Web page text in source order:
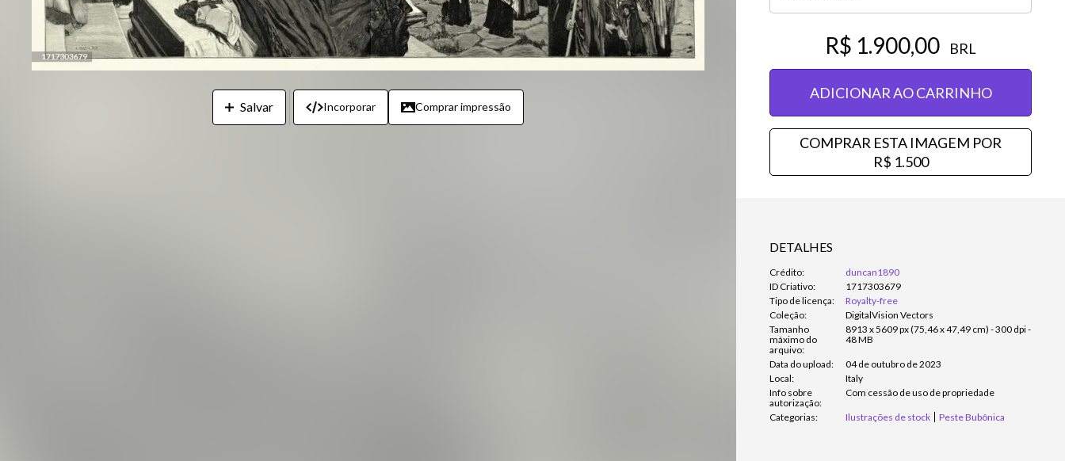
Salvar Incorporar Comprar impressão
R$ 1.900,00 BRL
ADICIONAR AO CARRINHO
COMPRAR ESTA IMAGEM POR
R$ 1.500
DETALHES
Crédito:
duncan1890
ID Criativo:
1717303679
Tipo de licença:
Royalty-free
Coleção:
DigitalVision Vectors
Tamanho
máximo do
arquivo:
8913 x 5609 px (75,46 x 47,49 cm) - 300 dpi -
48 MB
Data do upload:
04 de outubro de 2023
Local:
Italy
Info sobre
autorização:
Com cessão de uso de propriedade
Categorias: Ilustrações de stock Peste Bubônica